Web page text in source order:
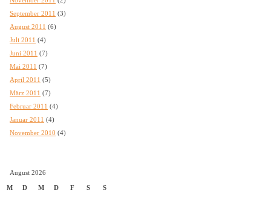
September 2011 (3)
August 2011 (6)
Juli 2011 (4)
Juni 2011 (7)
Mai 2011 (7)
April 2011 (5)
März 2011 (7)
Februar 2011 (4)
Januar 2011 (4)
November 2010 (4)
August 2026
M D M D F S S